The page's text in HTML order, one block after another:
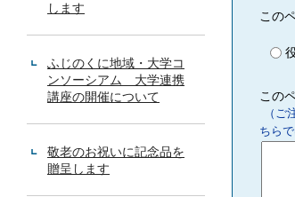
します
ふじのくに地域・大学コ
ンソーシアム 大学連携
講座の開催について
敬老のお祝いに記念品を
贈呈します
この
この
（
ちら